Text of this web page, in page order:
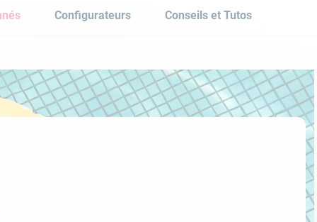
Configurateurs Conseils et Tutos